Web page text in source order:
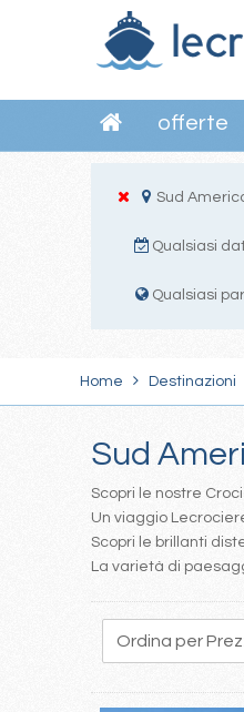
offerte
Sud
Qualsiasi
Qualsiasi
Home Destinazioni
Sud
Scopri le nostre
Un viaggio
Scopri le brillanti
La varietà di